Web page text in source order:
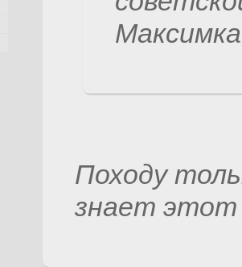
Походу
знает